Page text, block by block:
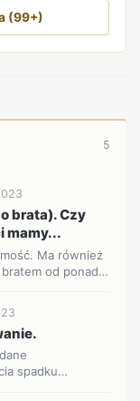
(99+)
5
brata). Czy
mamy...
Ma również
od ponad
spadku